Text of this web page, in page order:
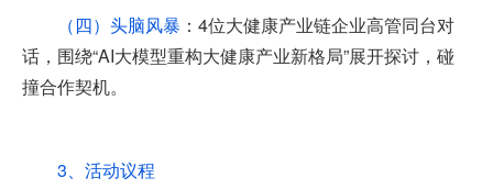
（四）头脑风暴 ：4位大健康产业链企业高管同台对
话，围绕“AI大模型重构大健康产业新格局‌”展开探讨，碰
撞合作契机。
3、活动议程